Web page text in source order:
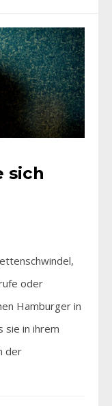
sich
oder
Hamburger in
sie in ihrem
der